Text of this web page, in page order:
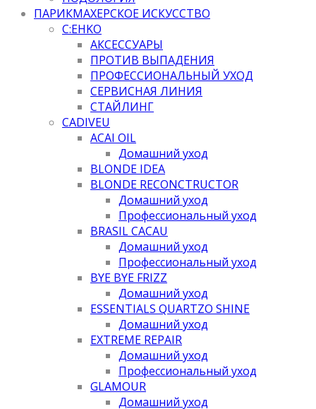
ПАРИКМАХЕРСКОЕ ИСКУССТВО
C:EHKO
АКСЕССУАРЫ
ПРОТИВ ВЫПАДЕНИЯ
ПРОФЕССИОНАЛЬНЫЙ УХОД
СЕРВИСНАЯ ЛИНИЯ
СТАЙЛИНГ
CADIVEU
ACAI OIL
Домашний уход
BLONDE IDEA
BLONDE RECONCTRUCTOR
Домашний уход
Профессиональный уход
BRASIL CACAU
Домашний уход
Профессиональный уход
BYE BYE FRIZZ
Домашний уход
ESSENTIALS QUARTZO SHINE
Домашний уход
EXTREME REPAIR
Домашний уход
Профессиональный уход
GLAMOUR
Домашний уход